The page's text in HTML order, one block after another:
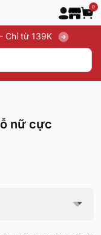
0
Chỉ từ 139K
nữ cực